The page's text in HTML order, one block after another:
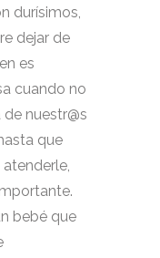
durísimos,
dejar de
es
cuando no
nuestr@s
que
bebé que